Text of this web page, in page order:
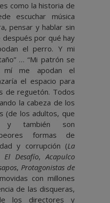
como la historia de
escuchar música
pensar y hablar sin
por qué hay
el perro. Y mi
… “Mi patrón se
me apodan el
el espacio para
de reguetón. Todos
la cabeza de los
(de los adultos, que
y también son
formas de
y corrupción (La
El Desafío,Acapulco
, Protagonistas de
con millones
de las disqueras,
los directores y